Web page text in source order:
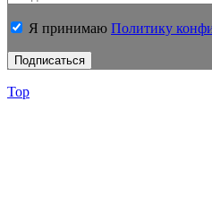
Я принимаю Политику
Top